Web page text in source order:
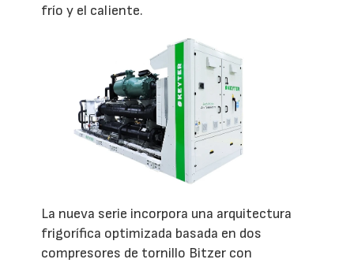
frío y el caliente.
La nueva serie incorpora una arquitectura
frigorífica optimizada basada en dos
compresores de tornillo Bitzer con